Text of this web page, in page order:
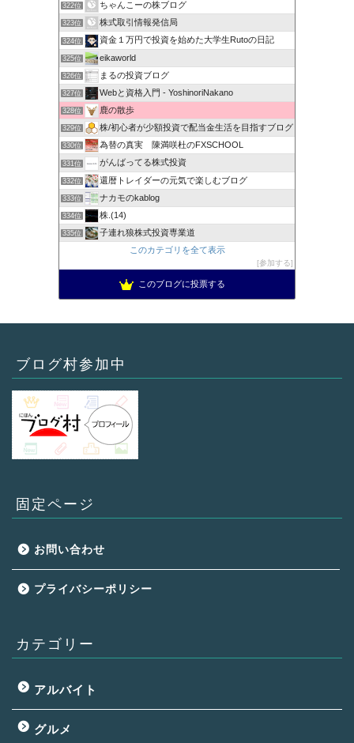
322位 ちゃんこーの株ブログ
323位 株式取引情報発信局
324位 資金１万円で投資を始めた大学生Rutoの日記
325位 eikaworld
326位 まるの投資ブログ
327位 Webと資格入門 - YoshinoriNakano
328位 鹿の散歩
329位 株/初心者が少額投資で配当金生活を目指すブログ
330位 為替の真実 陳満咲杜のFXSCHOOL
331位 がんばってる株式投資
332位 還暦トレイダーの元気で楽しむブログ
333位 ナカモのkablog
334位 株.(14)
335位
子連れ狼株式投資専業道
このカテゴリを全て表示
参加する
このブログに投票する
ブログ村参加中
固定ページ
お問い合わせ
プライバシーポリシー
カテゴリー
アルバイト
グルメ